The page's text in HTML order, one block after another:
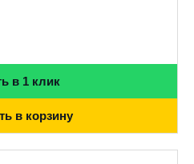
в 1 клик
в корзину